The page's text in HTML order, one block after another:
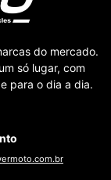
do mercado.
só lugar, com
para o dia a dia.